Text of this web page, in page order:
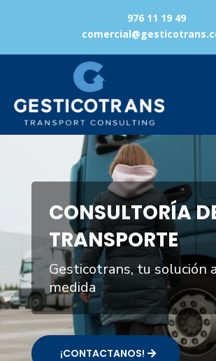
976 11 19 49
CONSULTORÍA
TRANSPORTE
Gesticotrans, tu solución a
medida
¡CONTACTANOS!